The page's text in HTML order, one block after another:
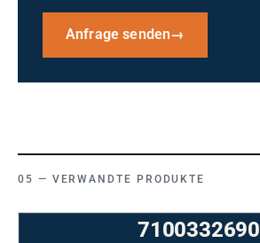
Anfrage senden→
VERWANDTE PRODUKTE
7100332690